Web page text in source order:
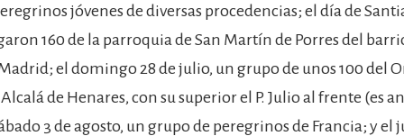
jóvenes de diversas procedencias; el día de
160 de la parroquia de San Martín de Porres del
el domingo 28 de julio, un grupo de unos 100 del
de Henares, con su superior el P. Julio al frente (es
3 de agosto, un grupo de peregrinos de Francia; y el